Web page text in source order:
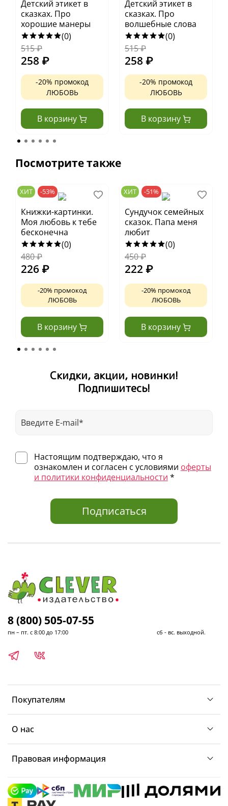
Детский этикет в
сказках. Про
хорошие манеры
(0)
515₽
258 ₽
-20% промокод
ЛЮБОВЬ
В корзину
Детский этикет в
сказках. Про
волшебные слова
(0)
515₽
258 ₽
-20% промокод
ЛЮБОВЬ
В корзину
Посмотрите также
ХИТ -53%
Книжки-картинки.
Моя любовь к тебе
бесконечна
(0)
480₽
226 ₽
-20% промокод
ЛЮБОВЬ
В корзину
ХИТ -51%
Сундучок семейных
сказок. Папа меня
любит
(0)
450₽
222 ₽
-20% промокод
ЛЮБОВЬ
В корзину
Скидки, акции, новинки!
Подпишитесь!
Настоящим подтверждаю, что я
ознакомлен и согласен с условиями оферты
и политики конфиденциальности *
Подписаться
Покупателям
О нас
Правовая информация
8 (800) 505-07-55
пн – пт. с 8:00 до 17:00 сб - вс. выходной.